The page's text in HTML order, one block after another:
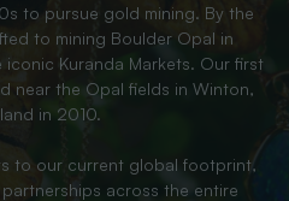
to pursue gold mining. By the
to mining Boulder Opal in
Kuranda Markets. Our first
near the Opal fields in Winton,
in 2010.
to our current global footprint,
across the entire